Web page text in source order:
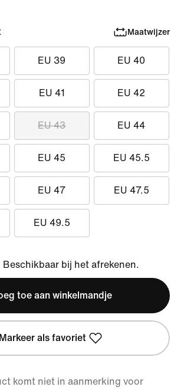
Maatwijzer
EU 39 EU 40
EU 41 EU 42
EU 43 EU 44
EU 45 EU 45.5
EU 47 EU 47.5
EU 49.5
Klarna
Beschikbaar bij het afrekenen.
toe aan winkelmandje
Markeer als favoriet
komt niet in aanmerking voor